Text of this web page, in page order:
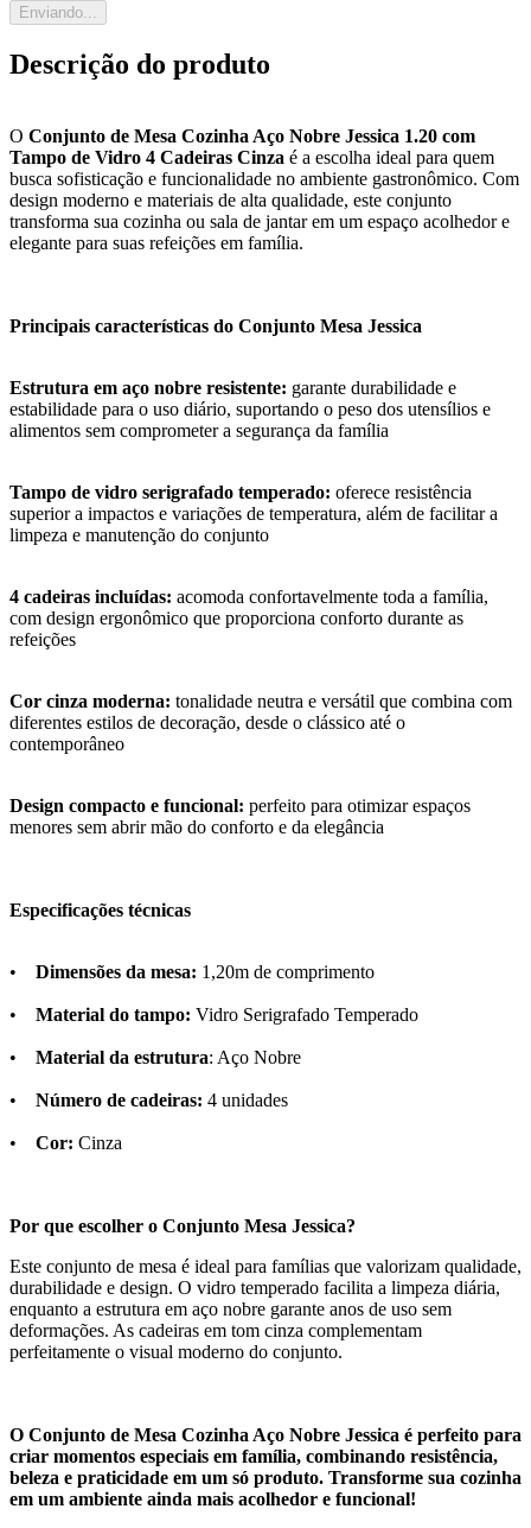
Enviando...
Descrição do produto
O Conjunto de Mesa Cozinha Aço Nobre Jessica 1.20 com
Tampo de Vidro 4 Cadeiras Cinza é a escolha ideal para quem
busca sofisticação e funcionalidade no ambiente gastronômico. Com
design moderno e materiais de alta qualidade, este conjunto
transforma sua cozinha ou sala de jantar em um espaço acolhedor e
elegante para suas refeições em família.
Principais características do Conjunto Mesa Jessica
Estrutura em aço nobre resistente: garante durabilidade e
estabilidade para o uso diário, suportando o peso dos utensílios e
alimentos sem comprometer a segurança da família
Tampo de vidro serigrafado temperado: oferece resistência
superior a impactos e variações de temperatura, além de facilitar a
limpeza e manutenção do conjunto
4 cadeiras incluídas: acomoda confortavelmente toda a família,
com design ergonômico que proporciona conforto durante as
refeições
Cor cinza moderna: tonalidade neutra e versátil que combina com
diferentes estilos de decoração, desde o clássico até o
contemporâneo
Design compacto e funcional: perfeito para otimizar espaços
menores sem abrir mão do conforto e da elegância
Especificações técnicas
• Dimensões da mesa: 1,20m de comprimento
• Material do tampo: Vidro Serigrafado Temperado
• Material da estrutura: Aço Nobre
• Número de cadeiras: 4 unidades
• Cor: Cinza
Por que escolher o Conjunto Mesa Jessica?
Este conjunto de mesa é ideal para famílias que valorizam qualidade,
durabilidade e design. O vidro temperado facilita a limpeza diária,
enquanto a estrutura em aço nobre garante anos de uso sem
deformações. As cadeiras em tom cinza complementam
perfeitamente o visual moderno do conjunto.
O Conjunto de Mesa Cozinha Aço Nobre Jessica é perfeito para
criar momentos especiais em família, combinando resistência,
beleza e praticidade em um só produto. Transforme sua cozinha
em um ambiente ainda mais acolhedor e funcional!